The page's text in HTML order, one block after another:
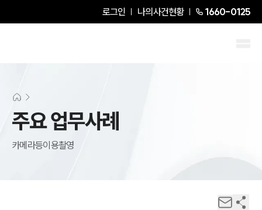
로그인 나의사건현황 1660-0125
주요 업무사례
카메라등이용촬영